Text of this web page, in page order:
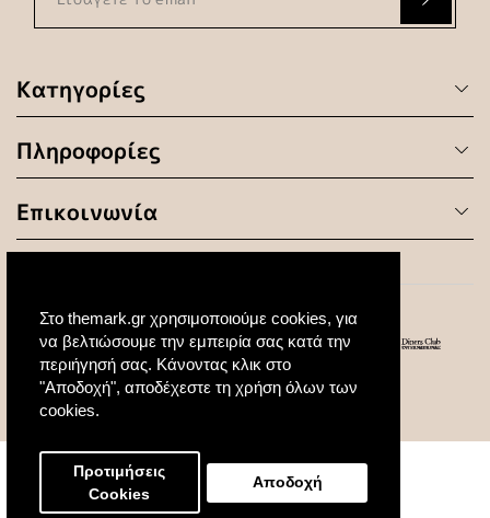
Στο themark.gr χρησιμοποιούμε cookies, για
να βελτιώσουμε την εμπειρία σας κατά την
περιήγησή σας. Κάνοντας κλικ στο
"Αποδοχή", αποδέχεστε τη χρήση όλων των
cookies.
Προτιμήσεις
Cookies
Αποδοχή
Κατηγορίες
Πληροφορίες
Επικοινωνία
© 2020 All Rights Reserved. Created by